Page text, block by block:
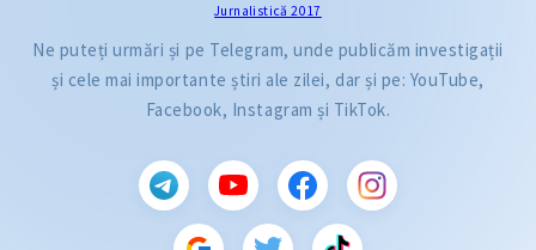
Jurnalistică 2017
Ne puteți urmări și pe Telegram, unde publicăm investigații
și cele mai importante știri ale zilei, dar și pe: YouTube,
Facebook, Instagram și TikTok.